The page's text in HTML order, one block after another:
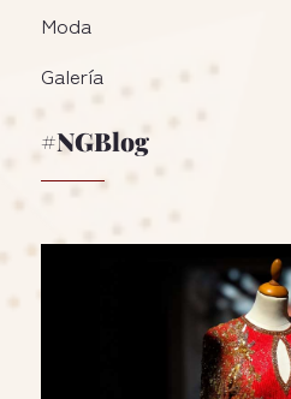
Moda
Galería
#NGBlog